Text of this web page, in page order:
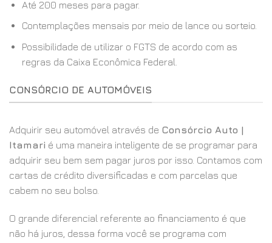
Até 200 meses para pagar.
Contemplações mensais por meio de lance ou sorteio.
Possibilidade de utilizar o FGTS de acordo com as
regras da Caixa Econômica Federal.
CONSÓRCIO DE AUTOMÓVEIS
Adquirir seu automóvel através de Consórcio Auto |
Itamari é uma maneira inteligente de se programar para
adquirir seu bem sem pagar juros por isso. Contamos com
cartas de crédito diversificadas e com parcelas que
cabem no seu bolso.
O grande diferencial referente ao financiamento é que
não há juros, dessa forma você se programa com